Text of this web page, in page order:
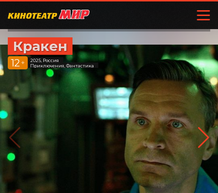
Кракен
12 +
2025, Россия
Приключения, Фантастика